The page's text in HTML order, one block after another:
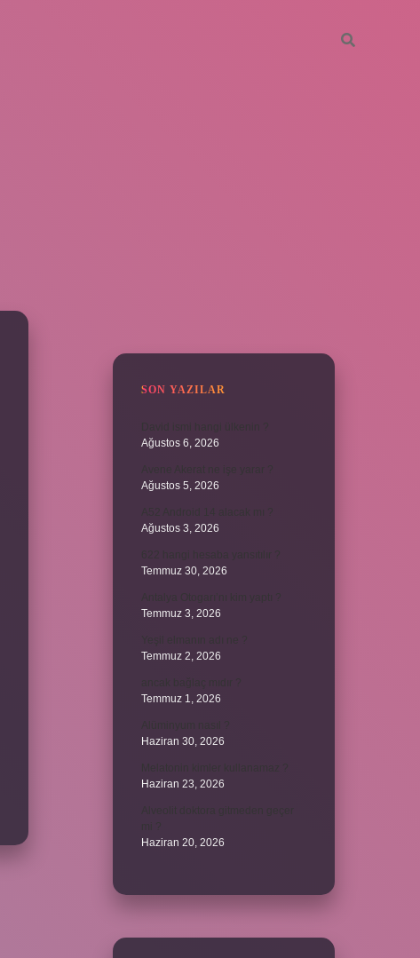
SON YAZILAR
Ağustos 6, 2026
Ağustos 5, 2026
Ağustos 3, 2026
Temmuz 30, 2026
Temmuz 3, 2026
Temmuz 2, 2026
Temmuz 1, 2026
Haziran 30, 2026
Haziran 23, 2026
Haziran 20, 2026